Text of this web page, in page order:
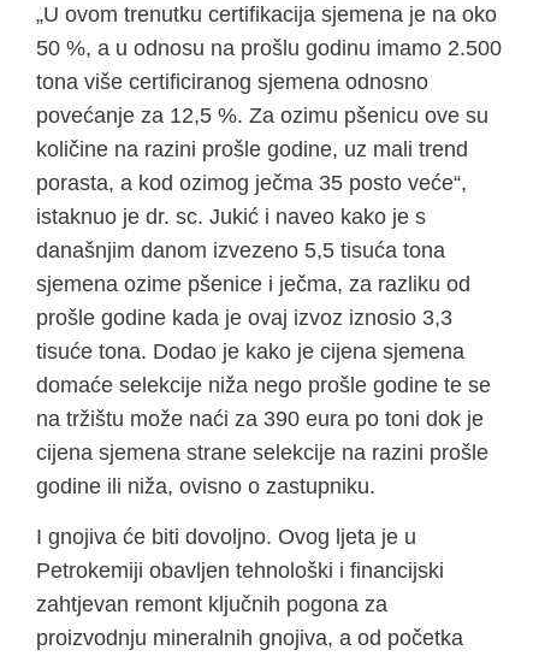
„U ovom trenutku certifikacija sjemena je na oko
50 %, a u odnosu na prošlu godinu imamo 2.500
tona više certificiranog sjemena odnosno
povećanje za 12,5 %. Za ozimu pšenicu ove su
količine na razini prošle godine, uz mali trend
porasta, a kod ozimog ječma 35 posto veće“,
istaknuo je dr. sc. Jukić i naveo kako je s
današnjim danom izvezeno 5,5 tisuća tona
sjemena ozime pšenice i ječma, za razliku od
prošle godine kada je ovaj izvoz iznosio 3,3
tisuće tona. Dodao je kako je cijena sjemena
domaće selekcije niža nego prošle godine te se
na tržištu može naći za 390 eura po toni dok je
cijena sjemena strane selekcije na razini prošle
godine ili niža, ovisno o zastupniku.
I gnojiva će biti dovoljno. Ovog ljeta je u
Petrokemiji obavljen tehnološki i financijski
zahtjevan remont ključnih pogona za
proizvodnju mineralnih gnojiva, a od početka